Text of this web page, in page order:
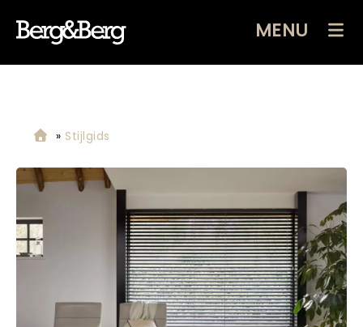
MENU
» Stijlgids